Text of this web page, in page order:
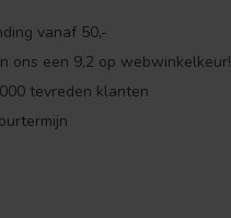
vanaf 50,-
ons een 9,2 op webwinkelkeur!
tevreden klanten